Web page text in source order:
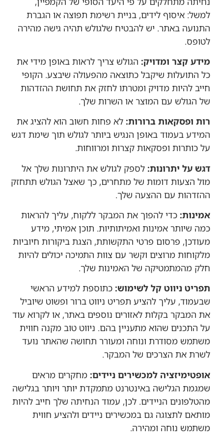
למשל: איסוף לידים, בניית רשימת תפוצה או הגברת
התנועה באתר. יש להבטיח שלגולש תהיה גישה מהירה
לטופס.
מידע קצר ומדויק: הגולש צריך לראות באופן מידי את
כל התועלות שיקבל כתוצאה מהפעולה שיבצע. הקופי
חייב להיות מדויק ומטרתו לחזק את תחושת ההזדהות
של הגולש עם המוצר או השרות שלך.
רות ופסקאות ברורות: לא פחות חשוב הוא להציג את
המידע בעמוד באופן הנגיש ביותר לגולש תוך שימת דגש
על כותרות ופסקאות קצרות ומרווחות.
דגש על יתרונות: לספק לגולש את היתרונות שלך אל
מול הצעות דומות של מתחרים, כך שאצל הגולש תתחזק
ההזדהות עם ההצעה שלך.
אמינות: כדי להפוך את המבקר ללקוח, עליך להראות
כמה שיותר אמינות ואמיתותיות. תוכן אמיתי, מידע
מעודכן, פרסום פרטי התקשותת, הצגת ביקורות חיוביות
מלקוחות מרוצים וקשר עם צוות התמיכה יכולים להיות
חלק מהמתמטיקה של האמינות שלך.
תפריט ניווט קל לשימוש: כתוספת למידע הראשי
שבעמוד, עליך להציע תפריט ניווט ברור ופשוט שיוביל
את המבקר בקלות לאזורים נוספים באתר, או לקרוא עוד
על התכנים שהוא מתעניין בהם. ניווט טוב מקנה חווית
משתמש מסודרת ונוחה ומעורר תחושה שהאתר נועד
לשרת את הצרכים של המבקר.
אופטימיזציה למכשירים ניידים: מחקרים מראים
שמגמת הגלישה באינטרנט מתמקדת יותר ויותר בגלישה
מהטלפונים הניידים. לכן, עמוד הנחיתה שלך חייב להיות
מותאם לתצוגה גם במכשירים ניידים ולהציע חווית
משתמש נוחה ומהירה.